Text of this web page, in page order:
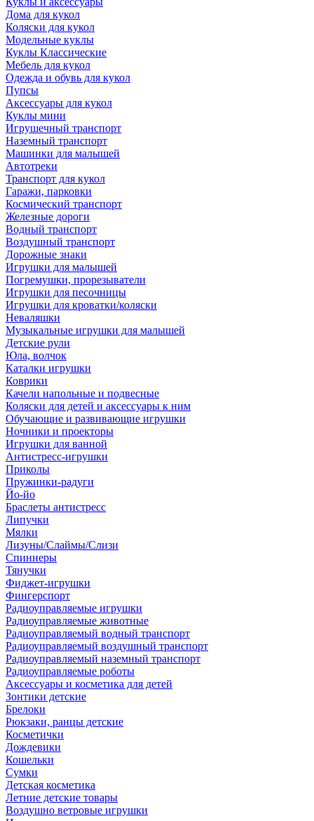
Дома для кукол
Коляски для кукол
Модельные куклы
Куклы Классические
Мебель для кукол
Одежда и обувь для кукол
Пупсы
Аксессуары для кукол
Куклы мини
Игрушечный транспорт
Наземный транспорт
Машинки для малышей
Автотреки
Транспорт для кукол
Гаражи, парковки
Космический транспорт
Железные дороги
Водный транспорт
Воздушный транспорт
Дорожные знаки
Игрушки для малышей
Погремушки, прорезыватели
Игрушки для песочницы
Игрушки для кроватки/коляски
Неваляшки
Музыкальные игрушки для малышей
Детские рули
Юла, волчок
Каталки игрушки
Коврики
Качели напольные и подвесные
Коляски для детей и аксессуары к ним
Обучающие и развивающие игрушки
Ночники и проекторы
Игрушки для ванной
Антистресс-игрушки
Приколы
Пружинки-радуги
Йо-йо
Браслеты антистресс
Липучки
Мялки
Лизуны/Слаймы/Слизи
Спиннеры
Тянучки
Фиджет-игрушки
Фингерспорт
Радиоуправляемые игрушки
Радиоуправляемые животные
Радиоуправляемый водный транспорт
Радиоуправляемый воздушный транспорт
Радиоуправляемый наземный транспорт
Радиоуправляемые роботы
Аксессуары и косметика для детей
Зонтики детские
Брелоки
Рюкзаки, ранцы детские
Косметички
Дождевики
Кошельки
Сумки
Детская косметика
Летние детские товары
Воздушно ветровые игрушки